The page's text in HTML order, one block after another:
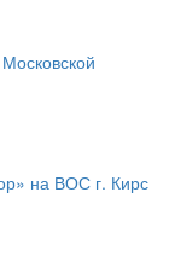
на ВОС г. Кирс